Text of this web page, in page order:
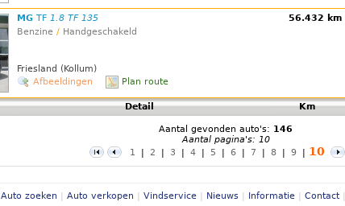
MG TF 1.8 TF 135
Benzine / Handgeschakeld
Friesland (Kollum)
Afbeeldingen
Plan route
56.432 km
Detail Km
Aantal gevonden auto's: 146
Aantal pagina's: 10
1
| 2 | 3 | 4 | 5 | 6 | 7 | 8 | 9 | 10
Auto zoeken | Auto verkopen | Vindservice | Nieuws | Informatie | Contact |